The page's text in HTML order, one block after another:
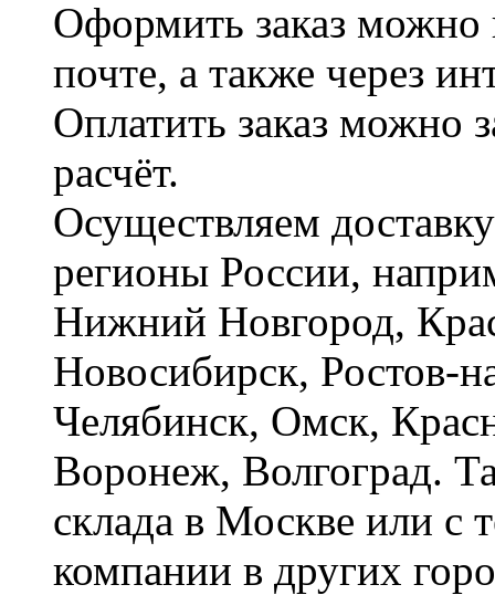
Оформить заказ можно
почте, а также через
Оплатить заказ можно
расчёт.
Осуществляем
регионы России,
Нижний Новгород,
Новосибирск, Ростов-
Челябинск, Омск,
Воронеж, Волгоград.
склада в Москве или с
компании в других